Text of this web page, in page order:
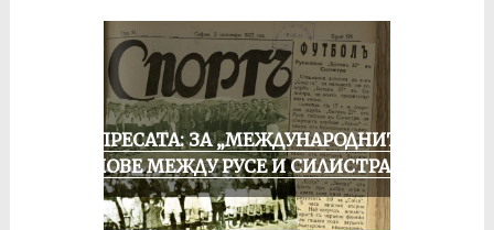
ОТ ПРЕСАТА: ЗА „МЕЖДУНАРОДНИТЕ“
МАЧОВЕ МЕЖДУ РУСЕ И СИЛИСТРА